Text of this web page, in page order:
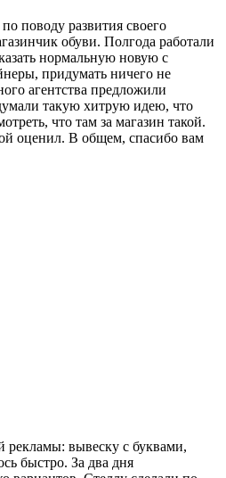
поводу развития своего
обуви. Полгода работали
нормальную новую с
придумать ничего не
агентства предложили
такую хитрую идею, что
что там за магазин такой.
оценил. В общем, спасибо вам
рекламы: вывеску с буквами,
быстро. За два дня